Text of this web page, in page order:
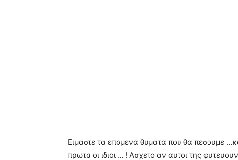
Ειμαστε τα επομενα θυματα που θα πεσουμε
πρωτα οι ιδιοι … ! Ασχετο αν αυτοι της